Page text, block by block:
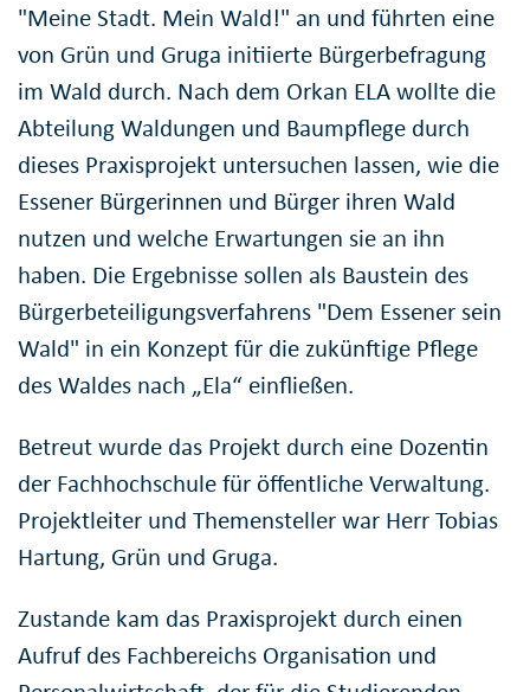
"Meine Stadt. Mein Wald!" an und führten eine
von Grün und Gruga initiierte Bürgerbefragung
im Wald durch. Nach dem Orkan ELA wollte die
Abteilung Waldungen und Baumpflege durch
dieses Praxisprojekt untersuchen lassen, wie die
Essener Bürgerinnen und Bürger ihren Wald
nutzen und welche Erwartungen sie an ihn
haben. Die Ergebnisse sollen als Baustein des
Bürgerbeteiligungsverfahrens "Dem Essener sein
Wald" in ein Konzept für die zukünftige Pflege
des Waldes nach „Ela“ einfließen.
Betreut wurde das Projekt durch eine Dozentin
der Fachhochschule für öffentliche Verwaltung.
Projektleiter und Themensteller war Herr Tobias
Hartung, Grün und Gruga.
Zustande kam das Praxisprojekt durch einen
Aufruf des Fachbereichs Organisation und